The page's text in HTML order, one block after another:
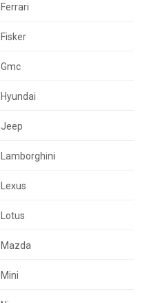
Ferrari
Fisker
Gmc
Hyundai
Jeep
Lamborghini
Lexus
Lotus
Mazda
Mini